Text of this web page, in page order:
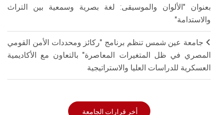
بعنوان "الألوان والموسيقى: لغة بصرية وسمعية بين التراث
والاستدامة"
جامعة عين شمس تنظم برنامج "ركائز ومحددات الأمن القومي
المصري في ظل المتغيرات المعاصرة" بالتعاون مع الأكاديمية
العسكرية للدراسات العليا والاستراتيجية
أخر قرارات الجامعة